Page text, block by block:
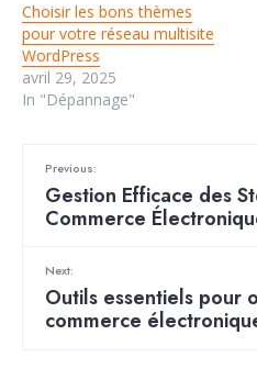
Choisir les bons thèmes
pour votre réseau multisite
WordPress
avril 29, 2025
In "Dépannage"
Previous:
Gestion Efficace des
Commerce
Next:
Outils essentiels pour
commerce